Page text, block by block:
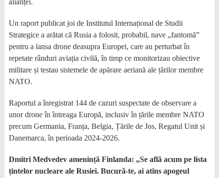
alianței.
Un raport publicat joi de Institutul Internațional de Studii
Strategice a arătat că Rusia a folosit, probabil, nave „fantomă”
pentru a lansa drone deasupra Europei, care au perturbat în
repetate rânduri aviația civilă, în timp ce monitorizau obiective
militare și testau sistemele de apărare aeriană ale țărilor membre
NATO.
Raportul a înregistrat 144 de cazuri suspectate de observare a
unor drone în întreaga Europă, inclusiv în țările membre NATO
precum Germania, Franța, Belgia, Țările de Jos, Regatul Unit și
Danemarca, în perioada 2024-2026.
Dmitri Medvedev amenință Finlanda: „Se află acum pe lista
țintelor nucleare ale Rusiei. Bucură-te, ai atins apogeul